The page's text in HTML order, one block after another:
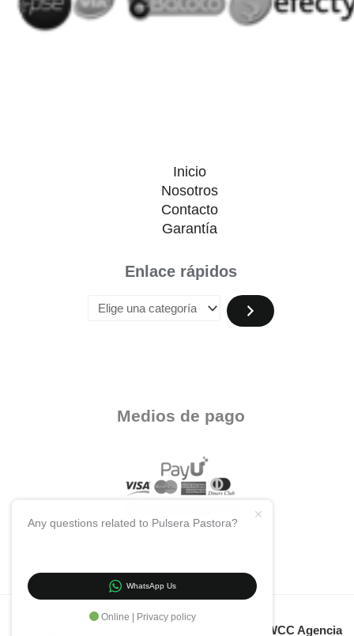
Inicio
Nosotros
Contacto
Garantía
Enlace rápidos
Medios de pago
WCC Agencia
Any questions related to Pulsera Pastora?
WhatsApp Us
Online | Privacy policy